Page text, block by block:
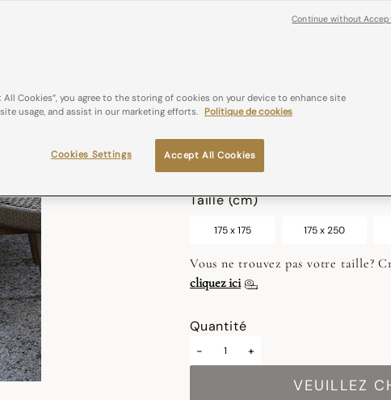
Couleurs :Jade
sélectionné
Taille (cm)
175 x 175 175 x 250
Vous ne trouvez pas votre taille?
cliquez ici
Quantité
- +
VEUILLEZ
All Cookies”, you agree to the storing of cookies on your device to enhance site
usage, and assist in our marketing efforts. Politique de cookies
Accept All Cookies
Cookies Settings
Continue without